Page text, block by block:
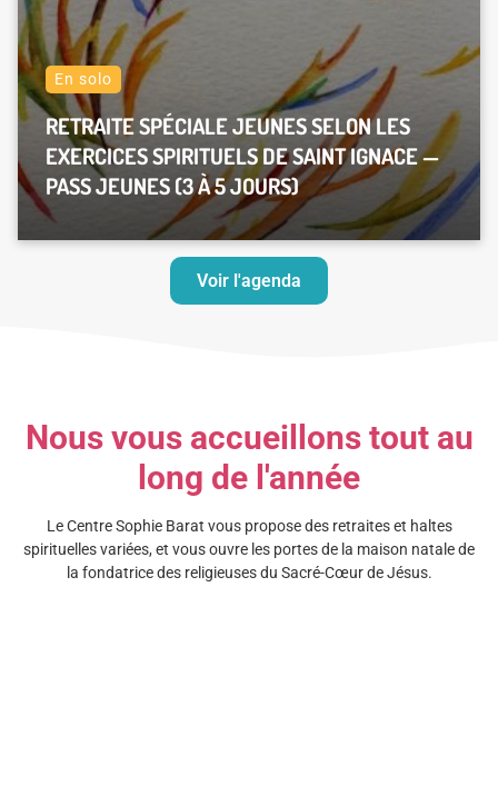
En solo
RETRAITE SPÉCIALE JEUNES SELON LES
EXERCICES SPIRITUELS DE SAINT IGNACE —
PASS JEUNES (3 À 5 JOURS)
Voir l'agenda
Nous vous accueillons tout au
long de l'année
Le Centre Sophie Barat vous propose des retraites et haltes
spirituelles variées, et vous ouvre les portes de la maison natale de
la fondatrice des religieuses du Sacré-Cœur de Jésus.